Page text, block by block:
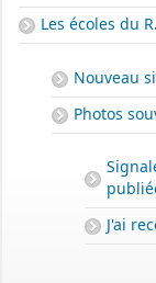
Les écoles du
Nouveau
Photos
J'ai